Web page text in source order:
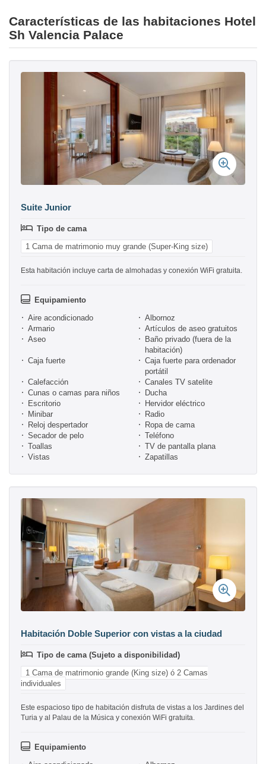
Características de las habitaciones Hotel
Sh Valencia Palace
Suite Junior
Tipo de cama
1 Cama de matrimonio muy grande (Super-King size)
Esta habitación incluye carta de almohadas y conexión WiFi gratuita.
Equipamiento
Aire acondicionado
Albornoz
Armario
Artículos de aseo gratuitos
Aseo
Baño privado (fuera de la
habitación)
Caja fuerte
Caja fuerte para ordenador
portátil
Calefacción
Canales TV satelite
Cunas o camas para niños
Ducha
Escritorio
Hervidor eléctrico
Minibar
Radio
Reloj despertador
Ropa de cama
Secador de pelo
Teléfono
Toallas
TV de pantalla plana
Vistas
Zapatillas
Habitación Doble Superior con vistas a la ciudad
Tipo de cama (Sujeto a disponibilidad)
1 Cama de matrimonio grande (King size) ó 2 Camas
individuales
Este espacioso tipo de habitación disfruta de vistas a los Jardines del
Turia y al Palau de la Música y conexión WiFi gratuita.
Equipamiento